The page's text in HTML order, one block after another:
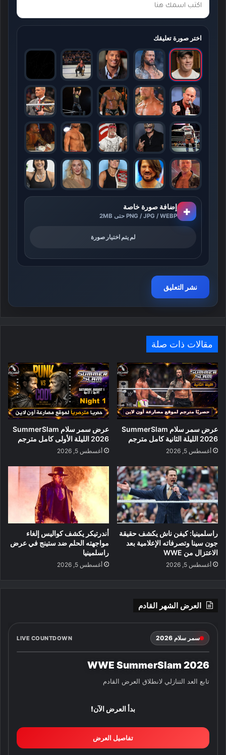
اختر صورة تعليقك
+ إضافة صورة خاصة
PNG / JPG / WEBP حتى 2MB
لم يتم اختيار صورة
مقالات ذات صلة
عرض سمر سلام SummerSlam
2026 الليلة الثانية كامل مترجم
أغسطس 5, 2026
عرض سمر سلام SummerSlam
2026 الليلة الأولى كامل مترجم
أغسطس 5, 2026
راسلمينيا: كيفن ناش يكشف حقيقة
جون سينا وتصرفاته الإعلامية بعد
الاعتزال من WWE
أغسطس 5, 2026
أندرتيكر يكشف كواليس إلغاء
مواجهته الحلم ضد ستينج في عرض
راسلمينيا
أغسطس 5, 2026
العرض الشهر القادم
سمر سلام 2026 LIVE COUNTDOWN
WWE SummerSlam 2026
تابع العد التنازلي لانطلاق العرض القادم
بدأ العرض الآن!
تفاصيل العرض